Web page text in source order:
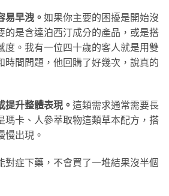
易早洩。 如果你主要的困擾是開始沒
的是含達泊西汀成分的產品，或是搭
度。我有一位四十歲的客人就是用雙
時間問題，他回購了好幾次，說真的
提升整體表現。 這類需求通常需要長
瑪卡、人參萃取物這類草本配方，搭
慢出現。
對症下藥，不會買了一堆結果沒半個